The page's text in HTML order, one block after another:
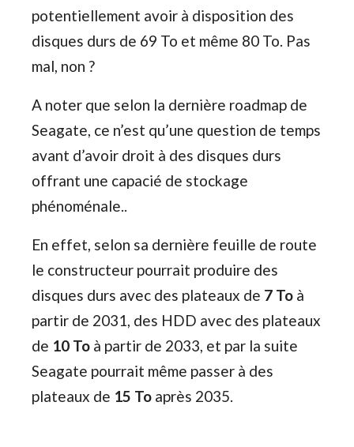
potentiellement avoir à disposition des
disques durs de 69 To et même 80 To. Pas
mal, non ?
A noter que selon la dernière roadmap de
Seagate, ce n’est qu’une question de temps
avant d’avoir droit à des disques durs
offrant une capacié de stockage
phénoménale..
En effet, selon sa dernière feuille de route
le constructeur pourrait produire des
disques durs avec des plateaux de 7 To à
partir de 2031, des HDD avec des plateaux
de 10 To à partir de 2033, et par la suite
Seagate pourrait même passer à des
plateaux de 15 To après 2035.